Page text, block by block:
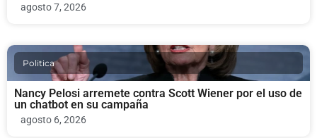
agosto 7, 2026
Politica
Nancy Pelosi arremete contra Scott Wiener por el uso de
un chatbot en su campaña
agosto 6, 2026